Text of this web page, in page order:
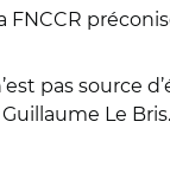
pas source
Le